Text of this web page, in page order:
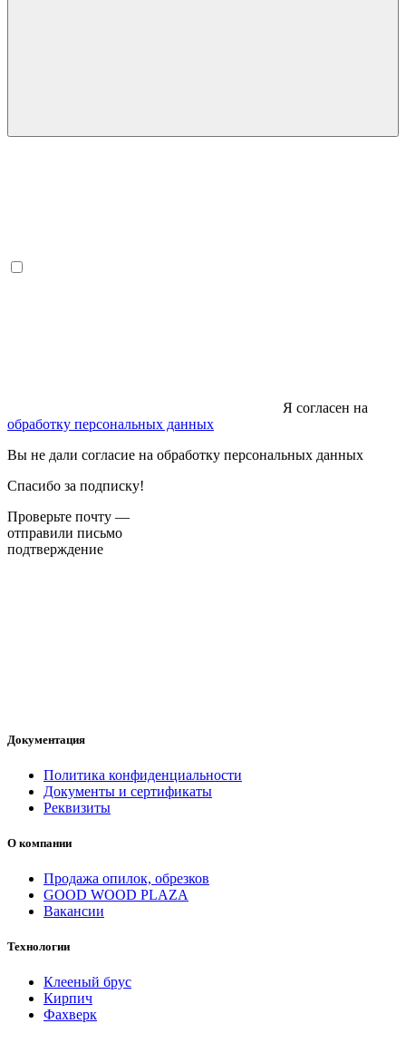
Я согласен на
обработку персональных данных
Вы не дали согласие на обработку персональных данных
Спасибо за подписку!
Проверьте почту —
отправили письмо
подтверждение
Документация
Политика конфиденциальности
Документы и сертификаты
Реквизиты
О компании
Продажа опилок, обрезков
GOOD WOOD PLAZA
Вакансии
Технологии
Клееный брус
Кирпич
Фахверк